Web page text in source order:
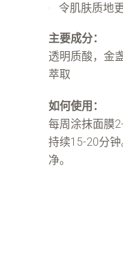
令肌肤质地
主要成分：
透明质酸，金
萃取
如何使用：
每周涂抹面膜
持续15-20分
净。